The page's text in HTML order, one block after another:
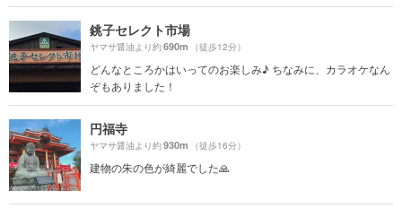
銚子セレクト市場
ヤマサ醤油より約690m （徒歩12分）
どんなところかはいってのお楽しみ♪ ちなみに、カラオケなん
ぞもありました！
円福寺
ヤマサ醤油より約930m （徒歩16分）
建物の朱の色が綺麗でした🙏